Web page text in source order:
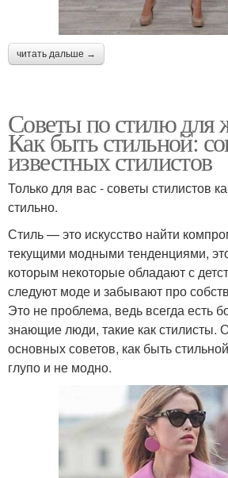
читать дальше →
Советы по стилю
Как быть стильной:
известных стилистов
Только для вас - советы стилистов
стильно.
Стиль — это искусство найти
текущими модными тенденциями,
которым некоторые обладают с
следуют моде и забывают про
Это не проблема, ведь всегда есть
знающие люди, такие как стилисты.
основных советов, как быть
глупо и не модно.